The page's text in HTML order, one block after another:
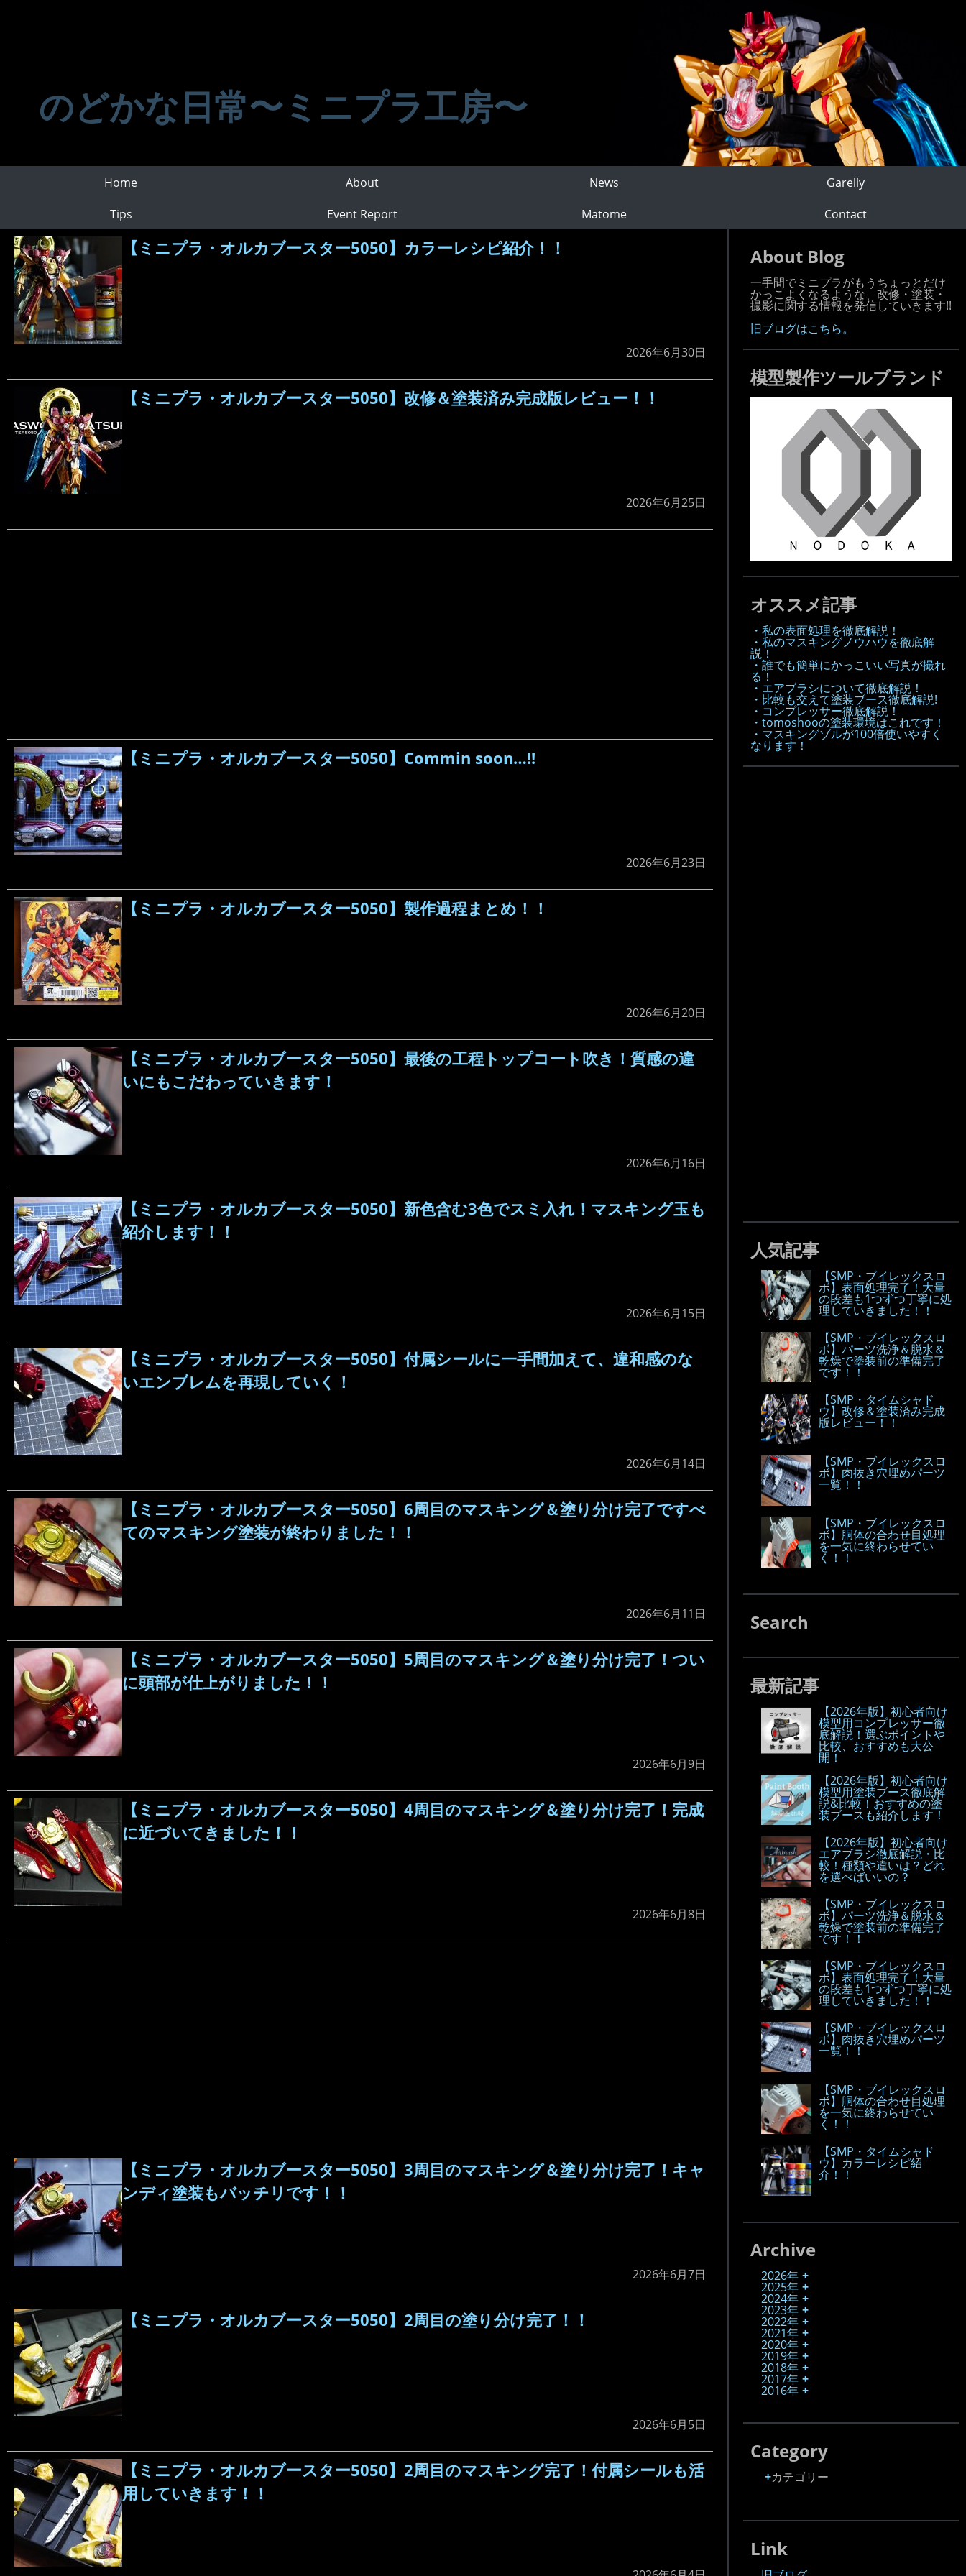
のどかな日常〜ミニプラ工房〜
Home About News
Garelly
Tips
Event Report Matome Contact
【ミニプラ・オルカブースター5050】カラーレシピ紹介！！
2026年6月30日
【ミニプラ・オルカブースター5050】改修＆塗装済み完成版レビュー！！
2026年6月25日
【ミニプラ・オルカブースター5050】Commin soon…!!
2026年6月23日
【ミニプラ・オルカブースター5050】製作過程まとめ！！
2026年6月20日
【ミニプラ・オルカブースター5050】最後の工程トップコート吹き！質感の違
いにもこだわっていきます！
2026年6月16日
【ミニプラ・オルカブースター5050】新色含む3色でスミ入れ！マスキング玉も
紹介します！！
2026年6月15日
【ミニプラ・オルカブースター5050】付属シールに一手間加えて、違和感のな
いエンブレムを再現していく！
2026年6月14日
【ミニプラ・オルカブースター5050】6周目のマスキング＆塗り分け完了ですべ
てのマスキング塗装が終わりました！！
2026年6月11日
【ミニプラ・オルカブースター5050】5周目のマスキング＆塗り分け完了！つい
に頭部が仕上がりました！！
2026年6月9日
【ミニプラ・オルカブースター5050】4周目のマスキング＆塗り分け完了！完成
に近づいてきました！！
2026年6月8日
【ミニプラ・オルカブースター5050】3周目のマスキング＆塗り分け完了！キャ
ンディ塗装もバッチリです！！
2026年6月7日
【ミニプラ・オルカブースター5050】2周目の塗り分け完了！！
2026年6月5日
【ミニプラ・オルカブースター5050】2周目のマスキング完了！付属シールも活
用していきます！！
About Blog
一手間でミニプラがもうちょっとだけ
かっこよくなるような、改修・塗装・
撮影に関する情報を発信していきます!!
旧ブログはこちら。
模型製作ツールブランド
オススメ記事
・私の表面処理を徹底解説！
・私のマスキングノウハウを徹底解
説！
・誰でも簡単にかっこいい写真が撮れ
る！
・エアブラシについて徹底解説！
・比較も交えて塗装ブース徹底解説!
・コンプレッサー徹底解説！
・tomoshooの塗装環境はこれです！
・マスキングゾルが100倍使いやすく
なります！
人気記事
【SMP・ブイレックスロ
ボ】表面処理完了！大量
の段差も1つずつ丁寧に処
理していきました！！
【SMP・ブイレックスロ
ボ】パーツ洗浄＆脱水＆
乾燥で塗装前の準備完了
です！！
【SMP・タイムシャド
ウ】改修＆塗装済み完成
版レビュー！！
【SMP・ブイレックスロ
ボ】肉抜き穴埋めパーツ
一覧！！
【SMP・ブイレックスロ
ボ】胴体の合わせ目処理
を一気に終わらせてい
く！！
Search
最新記事
【2026年版】初心者向け
模型用コンプレッサー徹
底解説！選ぶポイントや
比較、おすすめも大公
開！
【2026年版】初心者向け
模型用塗装ブース徹底解
説&比較！おすすめの塗
装ブースも紹介します！
【2026年版】初心者向け
エアブラシ徹底解説・比
較！種類や違いは？どれ
を選べばいいの？
【SMP・ブイレックスロ
ボ】パーツ洗浄＆脱水＆
乾燥で塗装前の準備完了
です！！
【SMP・ブイレックスロ
ボ】表面処理完了！大量
の段差も1つずつ丁寧に処
理していきました！！
【SMP・ブイレックスロ
ボ】肉抜き穴埋めパーツ
一覧！！
【SMP・ブイレックスロ
ボ】胴体の合わせ目処理
を一気に終わらせてい
く！！
【SMP・タイムシャド
ウ】カラーレシピ紹
介！！
Archive
2026年
2025年
2024年
2023年
2022年
2021年
2020年
2019年
2018年
2017年
2016年
Category
カテゴリー
Link